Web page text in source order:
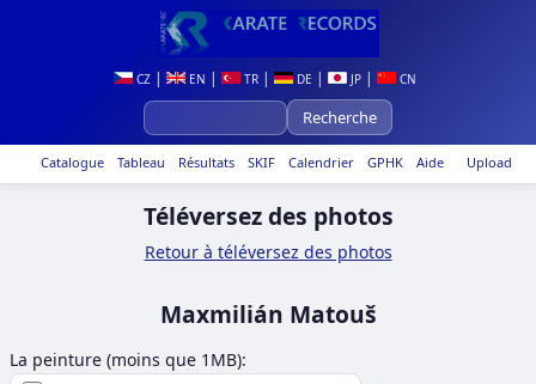
CZ| EN | TR| DE | JP| CN
Upload
Catalogue Tableau Résultats SKIF Calendrier GPHK Aide
Téléversez des photos
Retour à téléversez des photos
Maxmilián Matouš
La peinture (moins que 1MB):